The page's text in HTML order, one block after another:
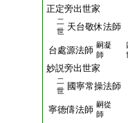
正定旁出世家
二
世 天台敬休法
台處源法師 嗣凝
師
妙説旁出世家
二
世 國寧常操法
寧徳儔法師 嗣從
師